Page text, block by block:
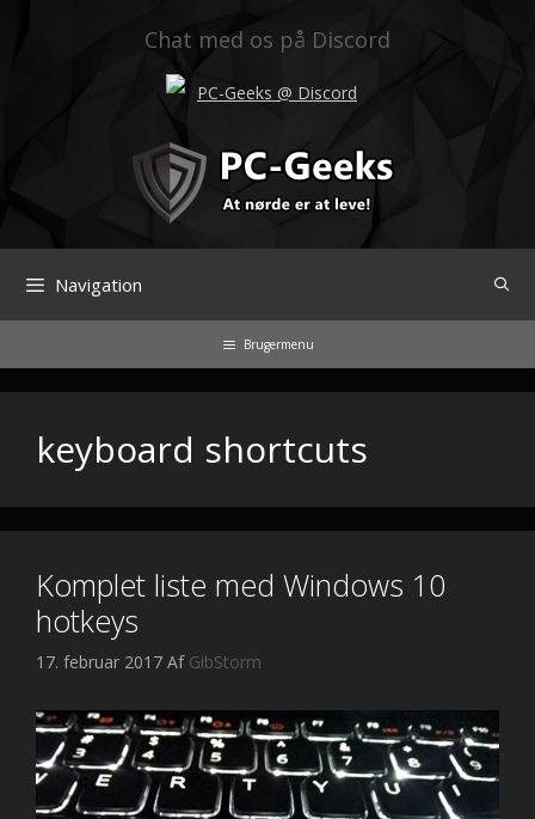
Chat med os på Discord
PC-Geeks @ Discord
Navigation
Brugermenu
keyboard shortcuts
Komplet liste med Windows 10
hotkeys
17. februar 2017 Af GibStorm